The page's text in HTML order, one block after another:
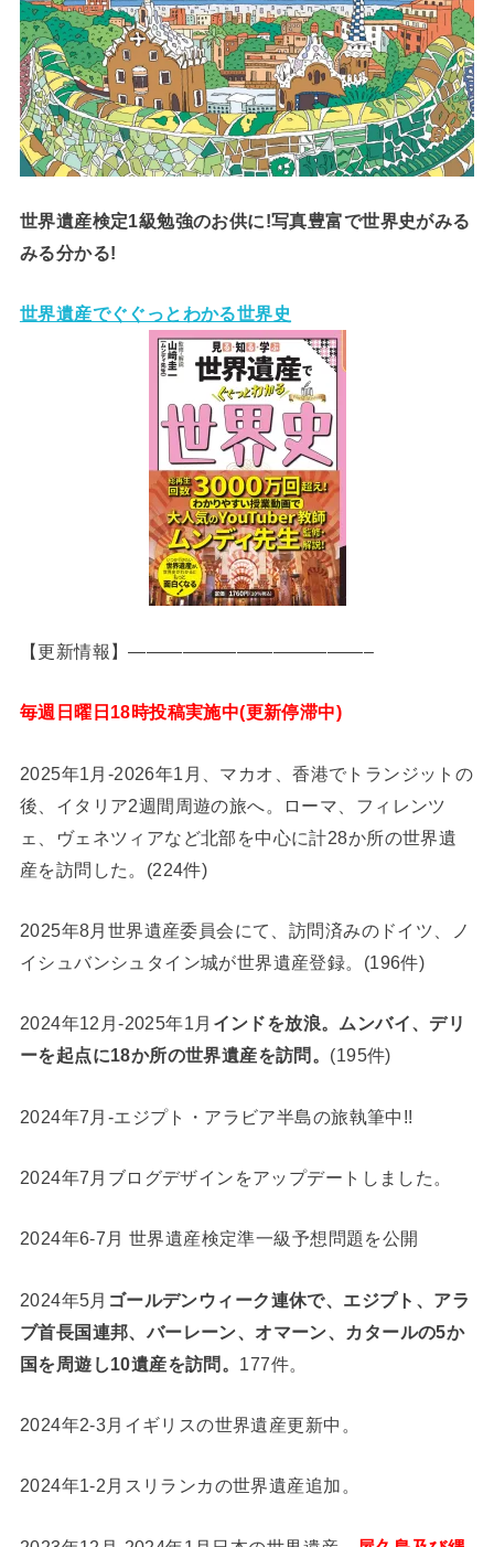
世界遺産検定1級勉強のお供に!写真豊富で世界史がみる
みる分かる!
世界遺産でぐぐっとわかる世界史
【更新情報】—————————————–
毎週日曜日18時投稿実施中(更新停滞中)
2025年1月-2026年1月、マカオ、香港でトランジットの
後、イタリア2週間周遊の旅へ。ローマ、フィレンツ
ェ、ヴェネツィアなど北部を中心に計28か所の世界遺
産を訪問した。(224件)
2025年8月世界遺産委員会にて、訪問済みのドイツ、ノ
イシュバンシュタイン城が世界遺産登録。(196件)
2024年12月-2025年1月 インドを放浪。ムンバイ、デリ
ーを起点に18か所の世界遺産を訪問。 (195件)
2024年7月-エジプト・アラビア半島の旅執筆中!!
2024年7月ブログデザインをアップデートしました。
2024年6-7月 世界遺産検定準一級予想問題を公開
2024年5月 ゴールデンウィーク連休で、エジプト、アラ
ブ首長国連邦、バーレーン、オマーン、カタールの5か
国を周遊し10遺産を訪問。 177件。
2024年2-3月イギリスの世界遺産更新中。
2024年1-2月スリランカの世界遺産追加。